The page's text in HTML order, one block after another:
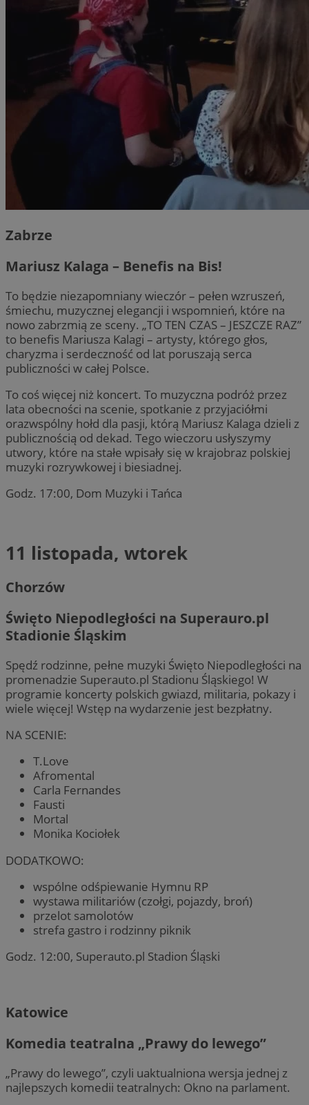
Zabrze
Mariusz Kalaga – Benefis na Bis!
To będzie niezapomniany wieczór – pełen wzruszeń,
śmiechu, muzycznej elegancji i wspomnień, które na
nowo zabrzmią ze sceny. „TO TEN CZAS – JESZCZE RAZ”
to benefis Mariusza Kalagi – artysty, którego głos,
charyzma i serdeczność od lat poruszają serca
publiczności w całej Polsce.
To coś więcej niż koncert. To muzyczna podróż przez
lata obecności na scenie, spotkanie z przyjaciółmi
orazwspólny hołd dla pasji, którą Mariusz Kalaga dzieli z
publicznością od dekad. Tego wieczoru usłyszymy
utwory, które na stałe wpisały się w krajobraz polskiej
muzyki rozrywkowej i biesiadnej.
Godz. 17:00, Dom Muzyki i Tańca
11 listopada, wtorek
Chorzów
Święto Niepodległości na Superauro.pl
Stadionie Śląskim
Spędź rodzinne, pełne muzyki Święto Niepodległości na
promenadzie Superauto.pl Stadionu Śląskiego! W
programie koncerty polskich gwiazd, militaria, pokazy i
wiele więcej! Wstęp na wydarzenie jest bezpłatny.
NA SCENIE:
T.Love
Afromental
Carla Fernandes
Fausti
Mortal
Monika Kociołek
DODATKOWO:
wspólne odśpiewanie Hymnu RP
wystawa militariów (czołgi, pojazdy, broń)
przelot samolotów
strefa gastro i rodzinny piknik
Godz. 12:00, Superauto.pl Stadion Śląski
Katowice
Komedia teatralna „Prawy do lewego”
„Prawy do lewego”, czyli uaktualniona wersja jednej z
najlepszych komedii teatralnych: Okno na parlament.